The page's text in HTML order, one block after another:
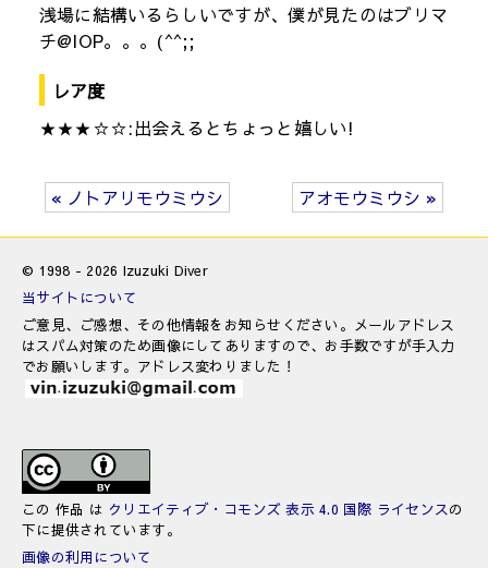
浅場に結構いるらしいですが、僕が見たのはブリマ
チ@IOP。。。(^^;;
レア度
★★★☆☆:出会えるとちょっと嬉しい!
« ノトアリモウミウシ アオモウミウシ »
© 1998 - 2026 Izuzuki Diver
当サイトについて
ご意見、ご感想、その他情報をお知らせください。メールアドレス
はスパム対策のため画像にしてありますので、お手数ですが手入力
でお願いします。アドレス変わりました！
この 作品 は クリエイティブ・コモンズ 表示 4.0 国際 ライセンスの
下に提供されています。
画像の利用について